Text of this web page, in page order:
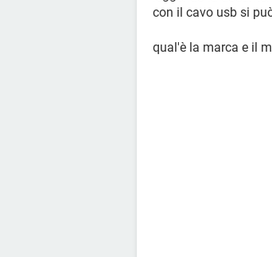
con il cavo usb si
qual'è la marca e il